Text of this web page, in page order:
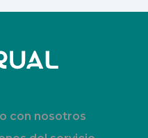
con nosotros